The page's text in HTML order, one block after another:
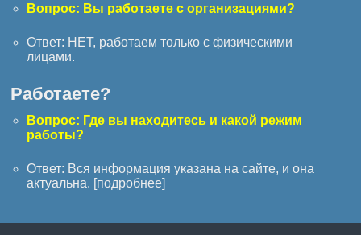
Вопрос: Вы работаете с организациями?
Ответ: НЕТ, работаем только с физическими
лицами.
Работаете?
Вопрос: Где вы находитесь и какой режим
работы?
Ответ: Вся информация указана на сайте, и она
актуальна. [подробнее]